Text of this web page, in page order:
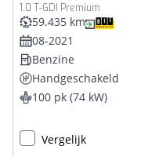
1.0 T-GDI Premium
59.435 km
08-2021
Benzine
Handgeschakeld
100 pk (74 kW)
Vergelijk